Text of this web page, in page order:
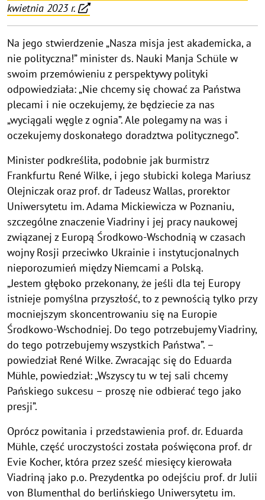
kwietnia 2023 r.
Na jego stwierdzenie „Nasza misja jest akademicka, a
nie polityczna!” minister ds. Nauki Manja Schüle w
swoim przemówieniu z perspektywy polityki
odpowiedziała: „Nie chcemy się chować za Państwa
plecami i nie oczekujemy, że będziecie za nas
„wyciągali węgle z ognia”. Ale polegamy na was i
oczekujemy doskonałego doradztwa politycznego”.
Minister podkreśliła, podobnie jak burmistrz
Frankfurtu René Wilke, i jego słubicki kolega Mariusz
Olejniczak oraz prof. dr Tadeusz Wallas, prorektor
Uniwersytetu im. Adama Mickiewicza w Poznaniu,
szczególne znaczenie Viadriny i jej pracy naukowej
związanej z Europą Środkowo-Wschodnią w czasach
wojny Rosji przeciwko Ukrainie i instytucjonalnych
nieporozumień między Niemcami a Polską.
„Jestem głęboko przekonany, że jeśli dla tej Europy
istnieje pomyślna przyszłość, to z pewnością tylko przy
mocniejszym skoncentrowaniu się na Europie
Środkowo-Wschodniej. Do tego potrzebujemy Viadriny,
do tego potrzebujemy wszystkich Państwa”. –
powiedział René Wilke. Zwracając się do Eduarda
Mühle, powiedział: „Wszyscy tu w tej sali chcemy
Pańskiego sukcesu – proszę nie odbierać tego jako
presji”.
Oprócz powitania i przedstawienia prof. dr. Eduarda
Mühle, część uroczystości została poświęcona prof. dr
Evie Kocher, która przez sześć miesięcy kierowała
Viadriną jako p.o. Prezydentka po odejściu prof. dr Julii
von Blumenthal do berlińskiego Uniwersytetu im.